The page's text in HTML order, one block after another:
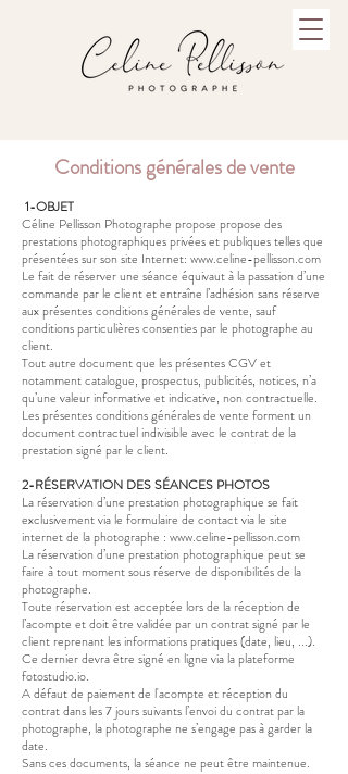
Conditions générales de vente
1-OBJET
Céline Pellisson Photographe propose propose des
prestations photographiques privéeset publiques telles que
présentées sur son site Internet: www.celine-pellisson.com
Le fait de réserver une séance équivaut à la passation d’une
commande par le client et entraîne l’adhésion sans réserve
aux présentes conditions générales de vente, sauf
conditions particulières consenties par le photographe au
client.
Tout autre document que les présentes CGV et
notamment catalogue, prospectus, publicités, notices, n’a
qu’une valeur informative et indicative, non contractuelle.
Les présentes conditions générales de vente forment un
document contractuel indivisible avec le contrat de la
prestation signé par le client.
2-RÉSERVATION DES SÉANCES PHOTOS
La réservation d’une prestation photographique se fait
exclusivement via le formulaire de contact via le site
internet de la photographe : www.celine-pellisson.com
La réservation d’une prestation photographique peut se
faire à tout moment sous réserve de disponibilités de la
photographe.
Toute réservation est acceptée lors de la réception de
l’acompte et doit être validée par un contrat signé par le
client reprenant les informations pratiques (date, lieu, ...).
Ce dernier devra être signé en ligne via la plateforme
fotostudio.io.
A défaut de paiement de l'acompte et réception du
contrat dans les 7 jours suivants l’envoi du contrat par la
photographe, la photographe ne s’engage pas à garder la
date.
Sans ces documents, la séance ne peut être maintenue.